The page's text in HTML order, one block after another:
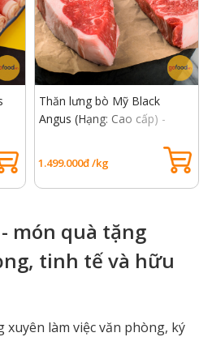
Thăn lưng bò Mỹ Black
Angus (Hạng: Cao cấp) -
1.499.000đ /kg
món quà tặng
tinh tế và hữu
làm việc văn phòng, ký